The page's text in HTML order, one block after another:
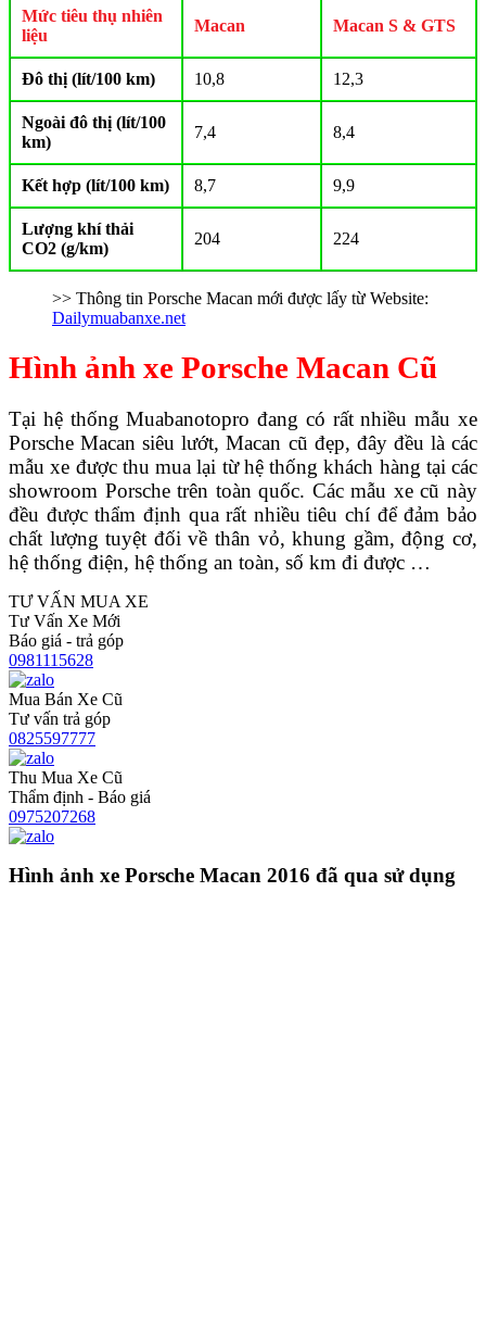
Mức tiêu thụ nhiên
liệu
Macan Macan S & GTS
Đô thị (lít/100 km) 10,8 12,3
Ngoài đô thị (lít/100
km)
7,4 8,4
Kết hợp (lít/100 km) 8,7 9,9
Lượng khí thải
CO2 (g/km)
204 224
>> Thông tin Porsche Macan mới được lấy từ Website:
Dailymuabanxe.net
Hình ảnh xe Porsche Macan Cũ
Tại hệ thống Muabanotopro đang có rất nhiều mẫu xe
Porsche Macan siêu lướt, Macan cũ đẹp, đây đều là các
mẫu xe được thu mua lại từ hệ thống khách hàng tại các
showroom Porsche trên toàn quốc. Các mẫu xe cũ này
đều được thẩm định qua rất nhiều tiêu chí để đảm bảo
chất lượng tuyệt đối về thân vỏ, khung gầm, động cơ,
hệ thống điện, hệ thống an toàn, số km đi được …
TƯ VẤN MUA XE
Tư Vấn Xe Mới
Báo giá - trả góp
0981115628
Mua Bán Xe Cũ
Tư vấn trả góp
0825597777
Thu Mua Xe Cũ
Thẩm định - Báo giá
0975207268
Hình ảnh xe Porsche Macan 2016 đã qua sử dụng